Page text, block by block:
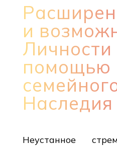
и
Личности
помощью
Наследия
Неустанное